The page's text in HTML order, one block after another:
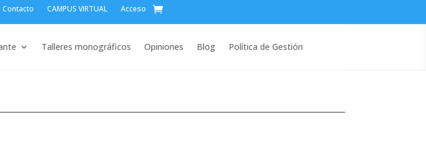
Contacto CAMPUS VIRTUAL Acceso
Talleres monográficos Opiniones Blog Política de Gestión